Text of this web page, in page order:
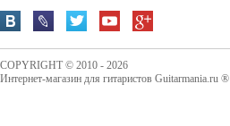
KIT Overdrive 250
COPYRIGHT © 2010 - 2026
Интернет-магазин для гитаристов Guitarmania.ru ®